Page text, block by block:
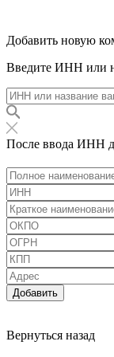
Добавить новую
Введите ИНН или
После ввода ИНН
Добавить
Вернуться назад